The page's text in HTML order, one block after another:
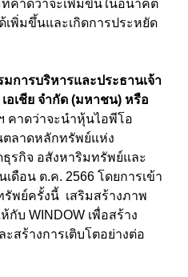
ที่คาดว่าจะเพิ่มขึ้นในอนาคต
เพิ่มขึ้นและเกิดการประหยัด
การบริหารและประธานเจ้า
อเชีย จำกัด (มหาชน) หรือ
คาดว่าจะนำหุ้นไอพีโอ
ตลาดหลักทรัพย์แห่ง
ธุรกิจ อสังหาริมทรัพย์และ
ดือน ต.ค. 2566 โดยการเข้า
พย์ครั้งนี้ เสริมสร้างภาพ
บ WINDOW เพื่อสร้าง
สร้างการเติบโตอย่างต่อ